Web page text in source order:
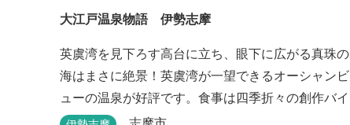
大江戸温泉物語 伊勢志摩
英虞湾を見下ろす高台に立ち、眼下に広がる真珠の
海はまさに絶景！英虞湾が一望できるオーシャンビ
ューの温泉が好評です。食事は四季折々の創作バイ
キングが楽しめます。 英虞湾のかご漁を体験できる